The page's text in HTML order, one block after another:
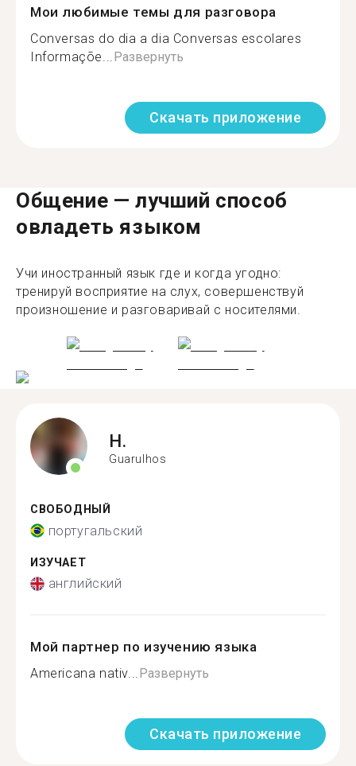
Мои любимые темы для разговора
Conversas do dia a dia Conversas escolares
Informaçõe... Развернуть
Скачать приложение
Общение — лучший способ
овладеть языком
Учи иностранный язык где и когда угодно:
тренируй восприятие на слух, совершенствуй
произношение и разговаривай с носителями.
H.
Guarulhos
СВОБОДНЫЙ
португальский
ИЗУЧАЕТ
английский
Мой партнер по изучению языка
Americana nativ...Развернуть
Скачать приложение